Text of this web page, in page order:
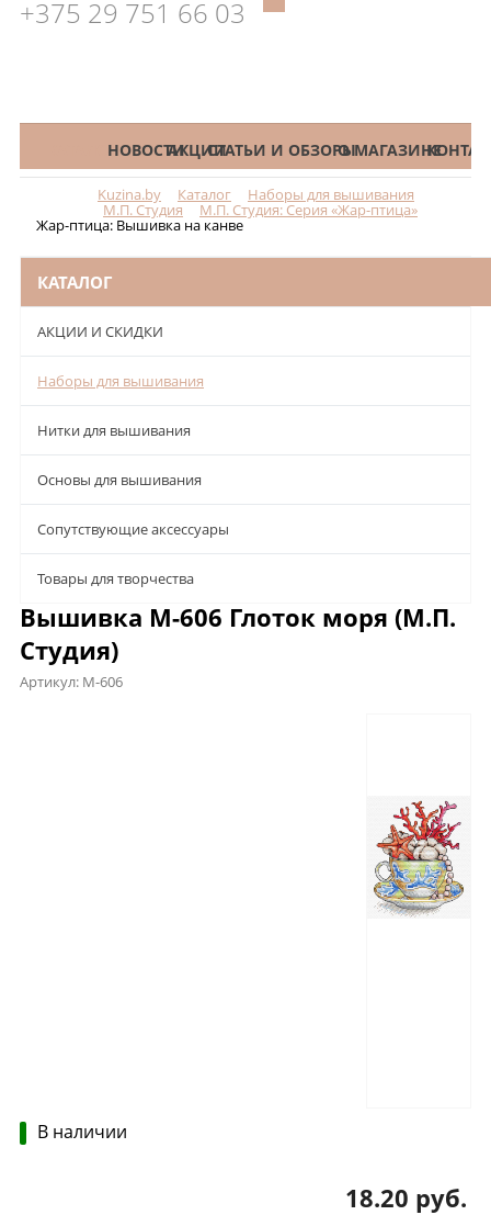
+375 29 751 66 03
КАТАЛОГНОВОСТИАКЦИИСТАТЬИ И ОБЗОРЫО МАГАЗИНЕ
Kuzina.by Каталог Наборы для вышивания
М.П. Студия М.П. Студия: Серия «Жар-птица»
Жар-птица: Вышивка на канве
КАТАЛОГ
АКЦИИ И СКИДКИ
Наборы для вышивания
Нитки для вышивания
Основы для вышивания
Сопутствующие аксессуары
Товары для творчества
Вышивка М-606 Глоток моря (М.П.
Студия)
Артикул: М-606
В наличии
18.20 руб.